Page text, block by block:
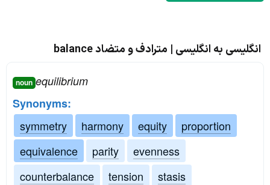
انگلیسی به انگلیسی | مترادف و متضاد balance
noun equilibrium
Synonyms:
symmetry
harmony equity
proportion
equivalence
parity
evenness
counterbalance
tension
stasis